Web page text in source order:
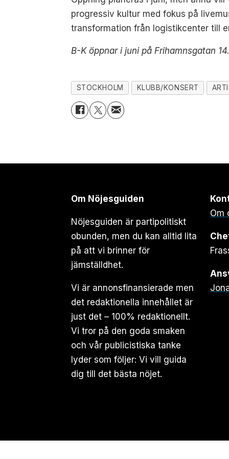
progressiv kultur med fokus på
transformation från logistikcenter till
B-K öppnar i juni på Frihamnsgatan
STOCKHOLM KLUBB/KONSERT
Om Nöjesguiden
Nöjesguiden är partipolitiskt
obunden, men du kan alltid lita
på att vi brinner för
jämställdhet.
Vi är annonsfinansierade men
det redaktionella innehållet är
just det – 100% redaktionellt.
Vi tror på den goda smaken
och vår publicistiska tanke
lyder som följer: Vi vill guida
dig till det bästa nöjet.
Om